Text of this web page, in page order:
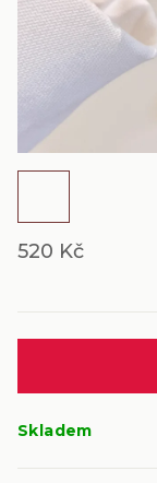
520 Kč
Skladem